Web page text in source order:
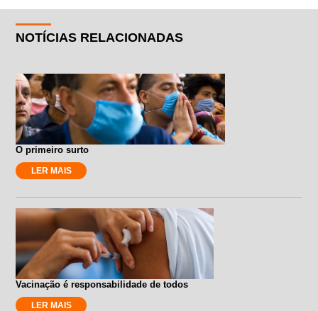
NOTÍCIAS RELACIONADAS
O primeiro surto
LER MAIS
Vacinação é responsabilidade de todos
LER MAIS